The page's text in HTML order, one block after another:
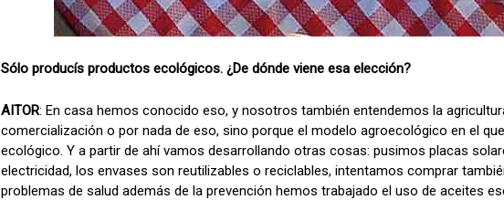
Sólo producís productos ecológicos. ¿De dónde viene esa elección?
AITOR: En casa hemos conocido eso, y nosotros también entendemos la
comercialización o por nada de eso, sino porque el modelo agroecológico en el
ecológico. Y a partir de ahí vamos desarrollando otras cosas: pusimos placas
electricidad, los envases son reutilizables o reciclables, intentamos comprar
problemas de salud además de la prevención hemos trabajado el uso de aceites